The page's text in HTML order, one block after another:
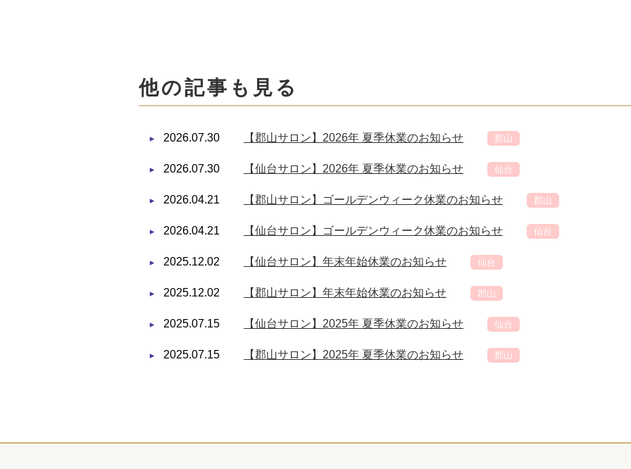
他の記事も見る
2026.07.30 【郡山サロン】2026年 夏季休業のお知らせ 郡山
2026.07.30 【仙台サロン】2026年 夏季休業のお知らせ 仙台
2026.04.21 【郡山サロン】ゴールデンウィーク休業のお知らせ 郡山
2026.04.21 【仙台サロン】ゴールデンウィーク休業のお知らせ 仙台
2025.12.02 【仙台サロン】年末年始休業のお知らせ 仙台
2025.12.02 【郡山サロン】年末年始休業のお知らせ 郡山
2025.07.15 【仙台サロン】2025年 夏季休業のお知らせ 仙台
2025.07.15 【郡山サロン】2025年 夏季休業のお知らせ 郡山